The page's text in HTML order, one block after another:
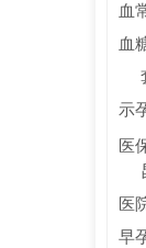
血
血
示
医
医
早